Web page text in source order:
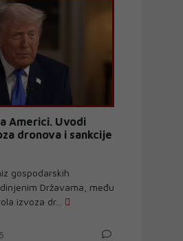
Americi. Uvodi
dronova i sankcije
gospodarskih
Državama, među
izvoza dr...